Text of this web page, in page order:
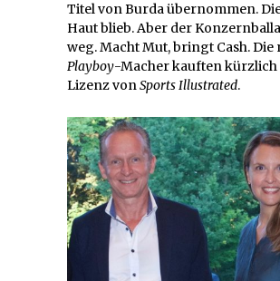
Titel von Burda übernommen.
Haut blieb. Aber der
weg. Macht Mut, bringt Cash. Die
Playboy-Macher kauften kürzlich
Lizenz vonSports Illustrated.